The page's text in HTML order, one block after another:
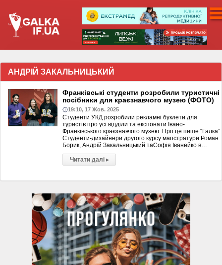
АНДРІЙ ЗАКАЛЬНИЦЬКИЙ
Франківські студенти розробили туристичні
посібники для краєзнавчого музею (ФОТО)
19:10, 17 Жов. 2025
Студенти УКД розробили рекламні буклети для
туристів про усі відділи та експонати Івано-
Франківського краєзнавчого музею. Про це пише “Галка“.
Студенти-дизайнери другого курсу магістратури Роман
Борик, Андрій Закальницький таСофія Іванейко в…
Читати далі ▸